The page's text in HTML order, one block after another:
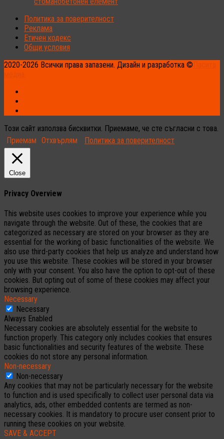
Политика за поверителност
Реклама
Етичен кодекс
Общи условия
2020-2026 Всички права запазени. Дизайн и разработка ©
Този сайт използва бисквитки. Приемаме, че сте съгласни с това.
Приемам Отхвърлям Политика за поверителност
Close
Privacy Overview
This website uses cookies to improve your experience while you
navigate through the website. Out of these, the cookies that are
categorized as necessary are stored on your browser as they are
essential for the working of basic functionalities of the website. We
also use third-party cookies that help us analyze and understand how
you use this website. These cookies will be stored in your browser
only with your consent. You also have the option to opt-out of these
cookies. But opting out of some of these cookies may affect your
browsing experience.
Necessary
Necessary
Always Enabled
Necessary cookies are absolutely essential for the website to
function properly. This category only includes cookies that ensures
basic functionalities and security features of the website. These
cookies do not store any personal information.
Non-necessary
Non-necessary
Any cookies that may not be particularly necessary for the website
to function and is used specifically to collect user personal data via
analytics, ads, other embedded contents are termed as non-
necessary cookies. It is mandatory to procure user consent prior to
running these cookies on your website.
SAVE & ACCEPT